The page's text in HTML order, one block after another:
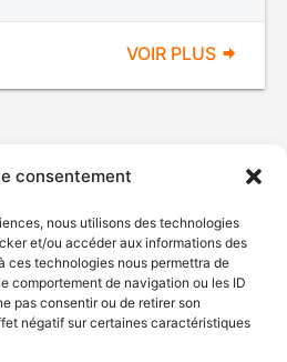
consentement
nous utilisons des technologies
et/ou accéder aux informations des
ces technologies nous permettra de
comportement de navigation ou les ID
pas consentir ou de retirer son
négatif sur certaines caractéristiques
VOIR PLUS
du Québec, 2026